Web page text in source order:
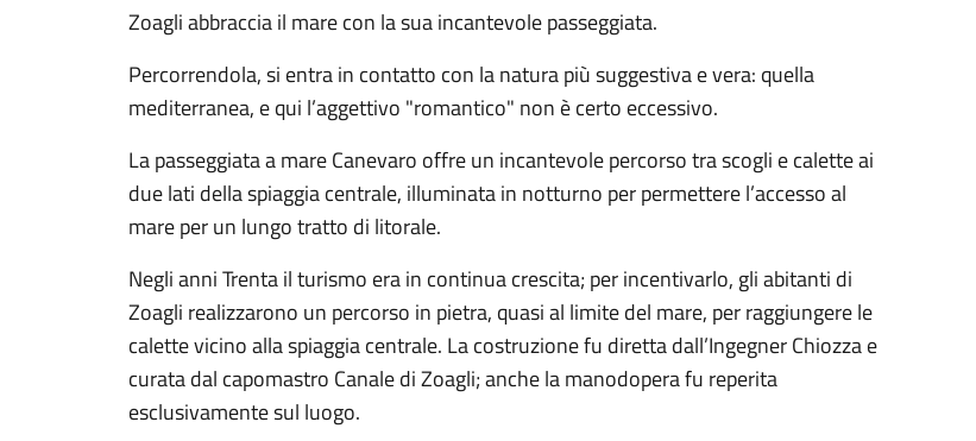
Zoagli abbraccia il mare con la sua incantevole passeggiata.
Percorrendola, si entra in contatto con la natura più suggestiva e vera: quella
mediterranea, e qui l’aggettivo "romantico" non è certo eccessivo.
La passeggiata a mare Canevaro offre un incantevole percorso tra scogli e calette ai
due lati della spiaggia centrale, illuminata in notturno per permettere l’accesso al
mare per un lungo tratto di litorale.
Negli anni Trenta il turismo era in continua crescita; per incentivarlo, gli abitanti di
Zoagli realizzarono un percorso in pietra, quasi al limite del mare, per raggiungere le
calette vicino alla spiaggia centrale. La costruzione fu diretta dall’Ingegner Chiozza e
curata dal capomastro Canale di Zoagli; anche la manodopera fu reperita
esclusivamente sul luogo.